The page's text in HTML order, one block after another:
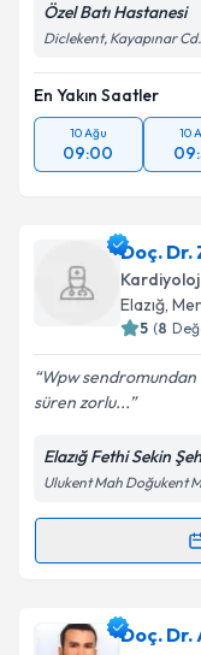
Özel Batı Hastanesi
Diclekent, Kayapınar
En Yakın Saatler
10 Ağu
09:00
10
Doç.
Elazığ,
5 (8
Wpw sendromundan
süren zorlu...
Elazığ Fethi Sekin
Ulukent Mah Doğukent
Randevu
Doç. Dr. Zeki
Doç. Dr.